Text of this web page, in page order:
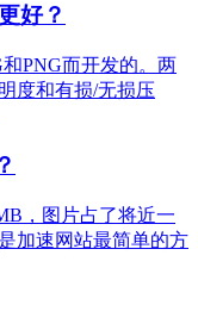
好？
PNG而开发的。两
度和有损/无损压
，图片占了将近一
加速网站最简单的方